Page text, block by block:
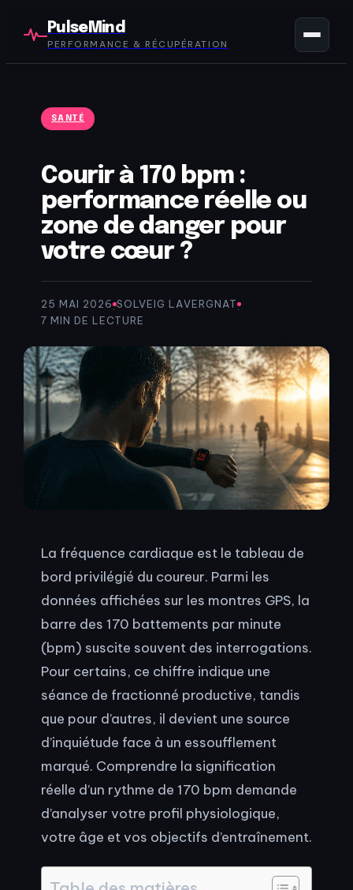
PulseMind
PERFORMANCE & RÉCUPÉRATION
SANTÉ
Courir à 170 bpm :
performance réelle ou
zone de danger pour
votre cœur ?
25 MAI 2026·SOLVEIG LAVERGNAT·
7 MIN DE LECTURE
La fréquence cardiaque est le tableau de
bord privilégié du coureur. Parmi les
données affichées sur les montres GPS, la
barre des 170 battements par minute
(bpm) suscite souvent des interrogations.
Pour certains, ce chiffre indique une
séance de fractionné productive, tandis
que pour d’autres, il devient une source
d’inquiétude face à un essoufflement
marqué. Comprendre la signification
réelle d’un rythme de 170 bpm demande
d’analyser votre profil physiologique,
votre âge et vos objectifs d’entraînement.